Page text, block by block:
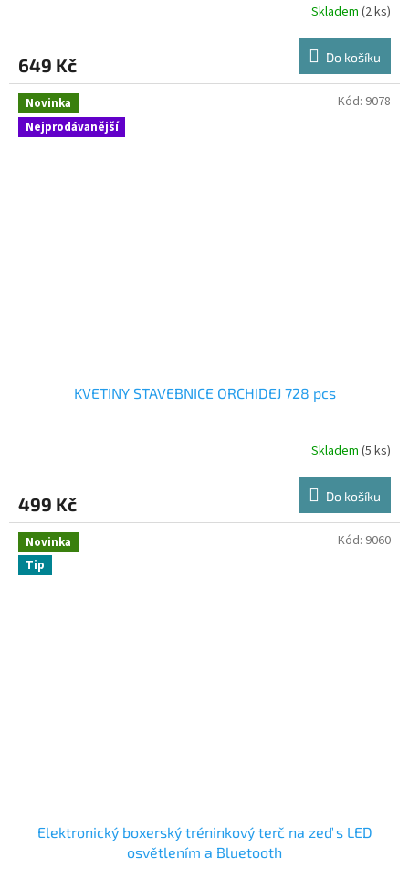
Skladem (2 ks)
649 Kč Do košíku
Novinka
Nejprodávanější
KVETINY STAVEBNICE ORCHIDEJ 728 pcs
Skladem (5 ks)
499 Kč Do košíku
Kód: 9078
Novinka
Tip
Elektronický boxerský tréninkový terč na zeď s LED
osvětlením a Bluetooth
Kód: 9060